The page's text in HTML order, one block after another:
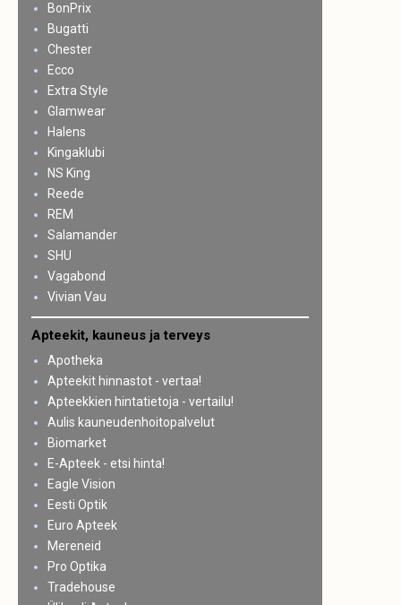
BonPrix
Bugatti
Chester
Ecco
Extra Style
Glamwear
Halens
Kingaklubi
NS King
Reede
REM
Salamander
SHU
Vagabond
Vivian Vau
Apteekit, kauneus ja terveys
Apotheka
Apteekit hinnastot - vertaa!
Apteekkien hintatietoja - vertailu!
Aulis kauneudenhoitopalvelut
Biomarket
E-Apteek - etsi hinta!
Eagle Vision
Eesti Optik
Euro Apteek
Mereneid
Pro Optika
Tradehouse